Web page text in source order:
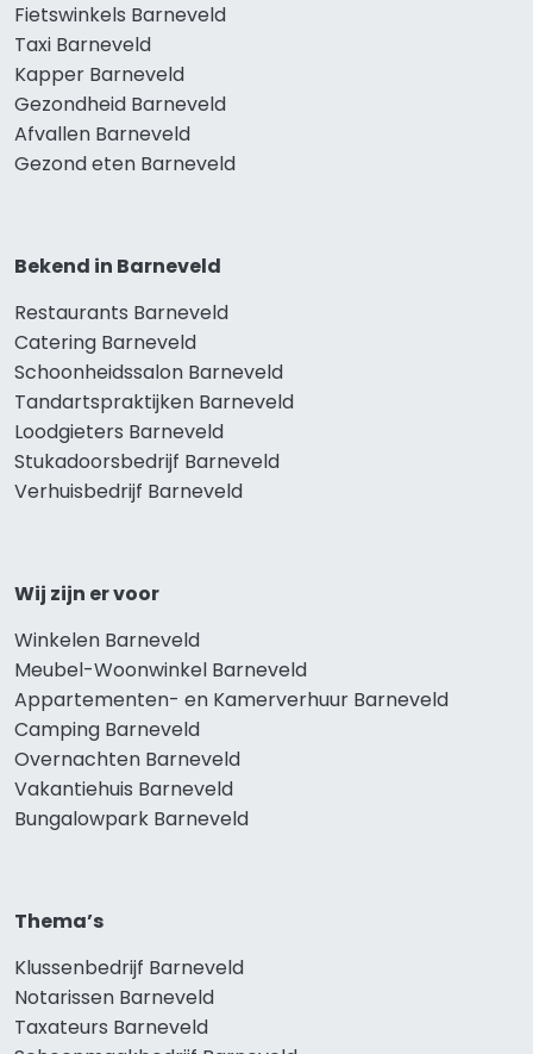
Fietswinkels Barneveld
Taxi Barneveld
Kapper Barneveld
Gezondheid Barneveld
Afvallen Barneveld
Gezond eten Barneveld
Bekend in Barneveld
Restaurants Barneveld
Catering Barneveld
Schoonheidssalon Barneveld
Tandartspraktijken Barneveld
Loodgieters Barneveld
Stukadoorsbedrijf Barneveld
Verhuisbedrijf Barneveld
Wij zijn er voor
Winkelen Barneveld
Meubel-Woonwinkel Barneveld
Appartementen- en Kamerverhuur Barneveld
Camping Barneveld
Overnachten Barneveld
Vakantiehuis Barneveld
Bungalowpark Barneveld
Thema’s
Klussenbedrijf Barneveld
Notarissen Barneveld
Taxateurs Barneveld